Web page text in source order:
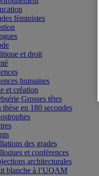
féministes
et droit
humaines
et création
Grosses têtes
thèse en 180 secondes
des grades
et conférences
architecturales
blanche à l’UQAM